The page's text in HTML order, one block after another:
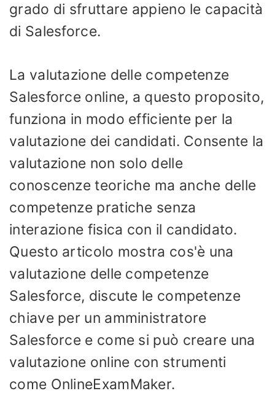
grado di sfruttare appieno le capacità
di Salesforce.
La valutazione delle competenze
Salesforce online, a questo proposito,
funziona in modo efficiente per la
valutazione dei candidati. Consente la
valutazione non solo delle
conoscenze teoriche ma anche delle
competenze pratiche senza
interazione fisica con il candidato.
Questo articolo mostra cos'è una
valutazione delle competenze
Salesforce, discute le competenze
chiave per un amministratore
Salesforce e come si può creare una
valutazione online con strumenti
come OnlineExamMaker.